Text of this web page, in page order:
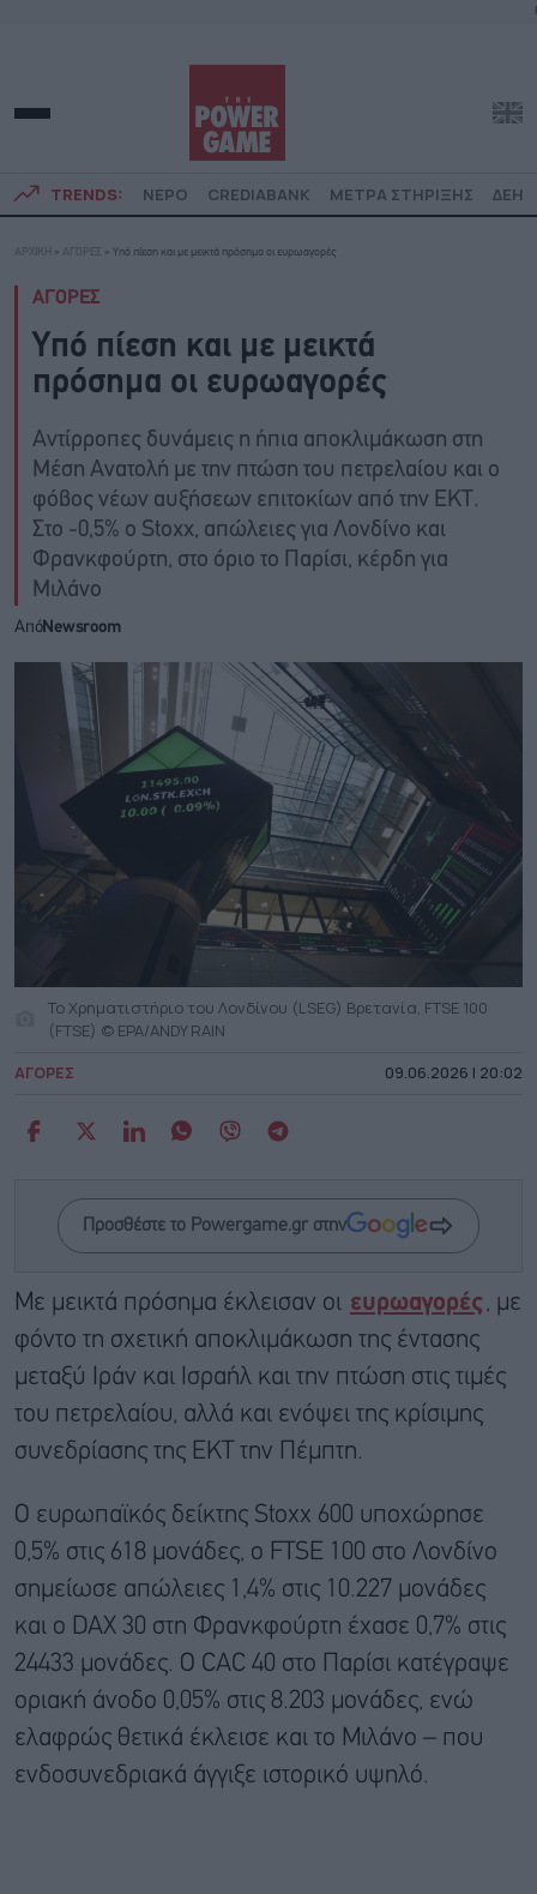
TRENDS: ΝΕΡΟ CREDIABANK ΜΕΤΡΑ ΣΤΗΡΙΞΗΣ ΔΕΗ
ΑΡΧΙΚΗ » ΑΓΟΡΕΣ » Υπό πίεση και με μεικτά πρόσημα οι ευρωαγορές
ΑΓΟΡΕΣ
Υπό πίεση και με μεικτά
πρόσημα οι ευρωαγορές
Αντίρροπες δυνάμεις η ήπια αποκλιμάκωση στη
Μέση Ανατολή με την πτώση του πετρελαίου και ο
φόβος νέων αυξήσεων επιτοκίων από την ΕΚΤ.
Στο -0,5% ο Stoxx, απώλειες για Λονδίνο και
Φρανκφούρτη, στο όριο το Παρίσι, κέρδη για
Μιλάνο
ΑπόNewsroom
Το Χρηματιστήριο του Λονδίνου (LSEG) Βρετανία, FTSE 100
(FTSE) © EPA/ANDY RAIN
ΑΓΟΡΕΣ 09.06.2026 | 20:02
Προσθέστε το Powergame.gr στην
Με μεικτά πρόσημα έκλεισαν οι ευρωαγορές
, με
φόντο τη σχετική αποκλιμάκωση της έντασης
μεταξύ Ιράν και Ισραήλ και την πτώση στις τιμές
του πετρελαίου, αλλά και ενόψει της κρίσιμης
συνεδρίασης της EΚΤ την Πέμπτη.
Ο ευρωπαϊκός δείκτης Stoxx 600 υποχώρησε
0,5% στις 618 μονάδες, ο FTSE 100 στο Λονδίνο
σημείωσε απώλειες 1,4% στις 10.227 μονάδες
και ο DAX 30 στη Φρανκφούρτη έχασε 0,7% στις
24433 μονάδες. Ο CAC 40 στο Παρίσι κατέγραψε
οριακή άνοδο 0,05% στις 8.203 μονάδες, ενώ
ελαφρώς θετικά έκλεισε και το Μιλάνο – που
ενδοσυνεδριακά άγγιξε ιστορικό υψηλό.